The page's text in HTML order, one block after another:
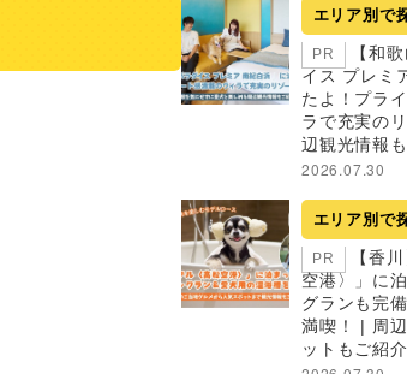
エリア別で
PR
【和
イス プレミ
たよ！プラ
ラで充実の
辺観光情報
2026.07.30
エリア別で
PR
【香
空港〉」に
グランも完
満喫！ | 周
ットもご紹介